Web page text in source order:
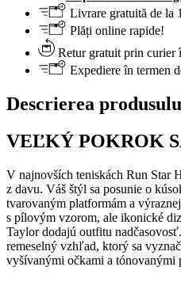
Livrare gratuită de la
Plăți online rapide!
Retur gratuit prin curier
Expediere în termen
Descrierea
VEĽKÝ POKROK
V najnovších teniskách Run Star
z davu. Váš štýl sa posunie o
tvarovaným platformám a
s pílovým vzorom, ale ikonické
Taylor dodajú outfitu
remeselný vzhľad, ktorý sa
vyšívanými očkami a tónovanými